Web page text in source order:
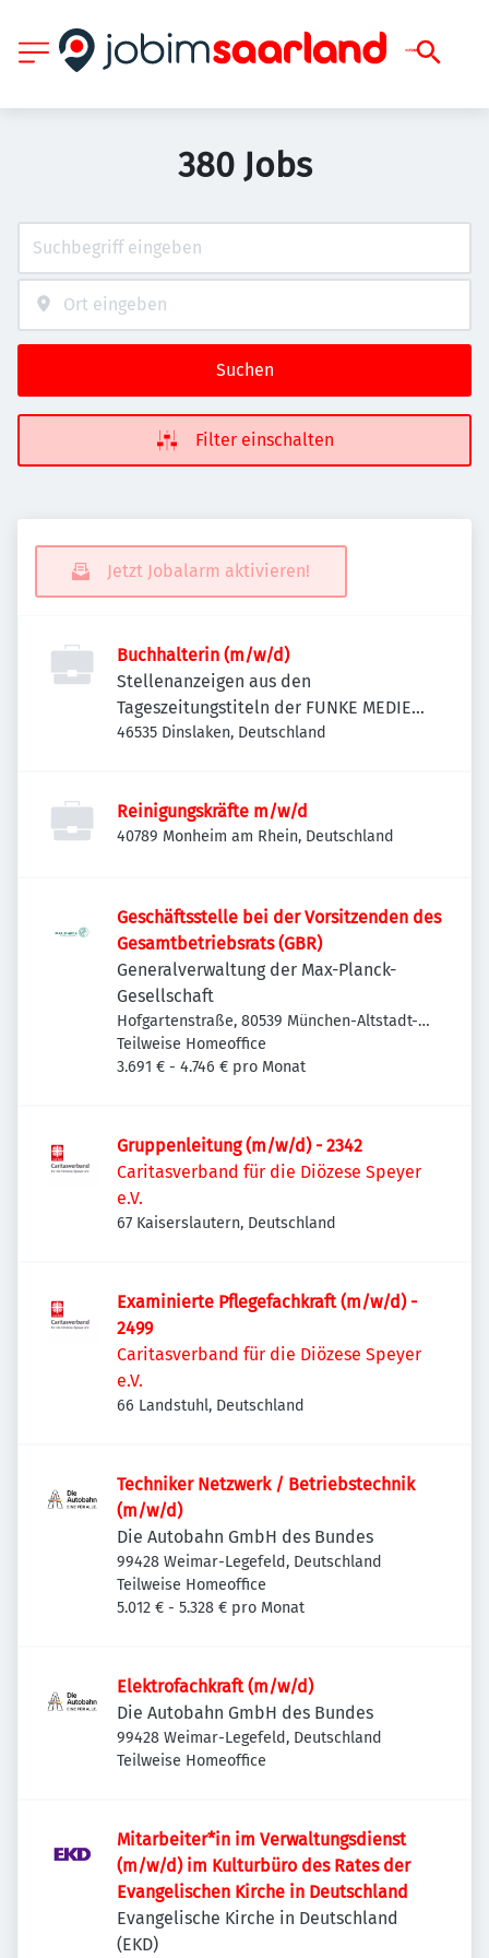
380 Jobs
Suchen
Filter einschalten
Jetzt Jobalarm aktivieren!
Buchhalterin (m/w/d)
Stellenanzeigen aus den
Tageszeitungstiteln der FUNKE MEDIEN
NRW
46535 Dinslaken, Deutschland
Reinigungskräfte m/w/d
40789 Monheim am Rhein, Deutschland
Geschäftsstelle bei der Vorsitzenden des
Gesamtbetriebsrats (GBR)
Generalverwaltung der Max-Planck-
Gesellschaft
Hofgartenstraße, 80539 München-Altstadt-
Lehel, Deutschland
Teilweise Homeoffice
3.691 € - 4.746 € pro Monat
Gruppenleitung (m/w/d) - 2342
Caritasverband für die Diözese Speyer
e.V.
67 Kaiserslautern, Deutschland
Examinierte Pflegefachkraft (m/w/d) -
2499
Caritasverband für die Diözese Speyer
e.V.
66 Landstuhl, Deutschland
Techniker Netzwerk / Betriebstechnik
(m/w/d)
Die Autobahn GmbH des Bundes
99428 Weimar-Legefeld, Deutschland
Teilweise Homeoffice
5.012 € - 5.328 € pro Monat
Elektrofachkraft (m/w/d)
Die Autobahn GmbH des Bundes
99428 Weimar-Legefeld, Deutschland
Teilweise Homeoffice
Mitarbeiter*in im Verwaltungsdienst
(m/w/d) im Kulturbüro des Rates der
Evangelischen Kirche in Deutschland
Evangelische Kirche in Deutschland
(EKD)